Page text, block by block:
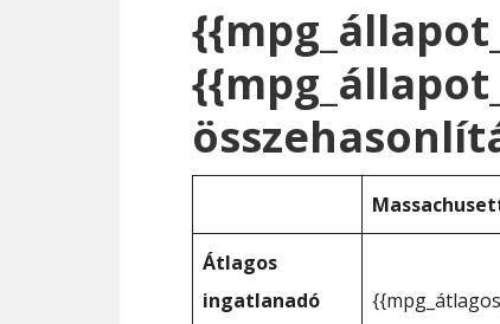
Átlagos
ingatlanadó